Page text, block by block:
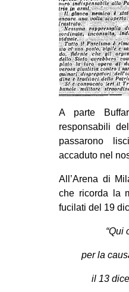
A parte
responsabili
passarono
accaduto nel
All’Arena di
che ricorda la
fucilati del 19
“Qui
per la
il 13